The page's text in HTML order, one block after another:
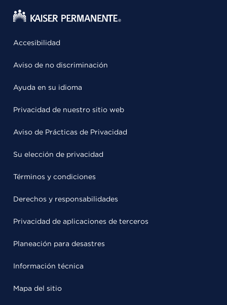
Accesibilidad
Aviso de no discriminación
Ayuda en su idioma
Privacidad de nuestro sitio web
Aviso de Prácticas de Privacidad
Su elección de privacidad
Términos y condiciones
Derechos y responsabilidades
Privacidad de aplicaciones de terceros
Planeación para desastres
Información técnica
Mapa del sitio